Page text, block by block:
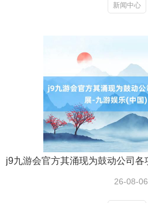
新闻中心
26-08-06